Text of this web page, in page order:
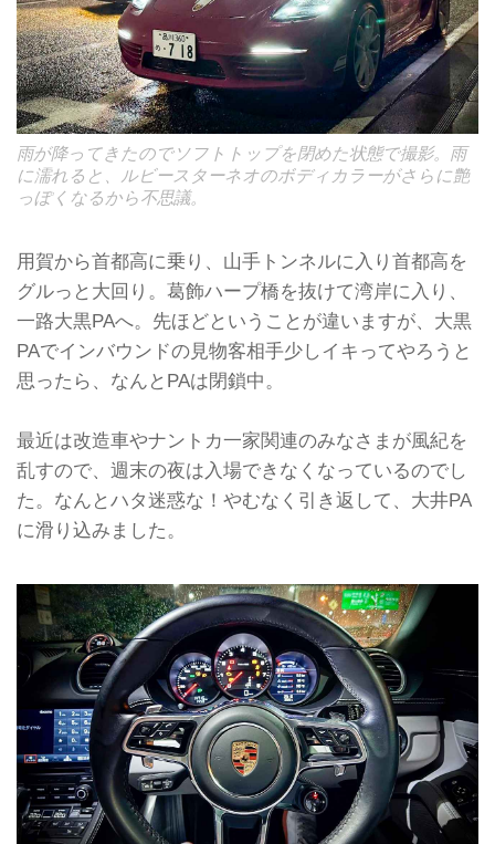
雨が降ってきたのでソフトトップを閉めた状態で撮影。雨
に濡れると、ルビースターネオのボディカラーがさらに艶
っぽくなるから不思議。
用賀から首都高に乗り、山手トンネルに入り首都高を
グルっと大回り。葛飾ハープ橋を抜けて湾岸に入り、
一路大黒PAへ。先ほどということが違いますが、大黒
PAでインバウンドの見物客相手少しイキってやろうと
思ったら、なんとPAは閉鎖中。
最近は改造車やナントカ一家関連のみなさまが風紀を
乱すので、週末の夜は入場できなくなっているのでし
た。なんとハタ迷惑な！やむなく引き返して、大井PA
に滑り込みました。